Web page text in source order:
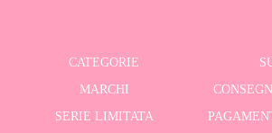
CATEGORIE
MARCHI
SERIE LIMITATA